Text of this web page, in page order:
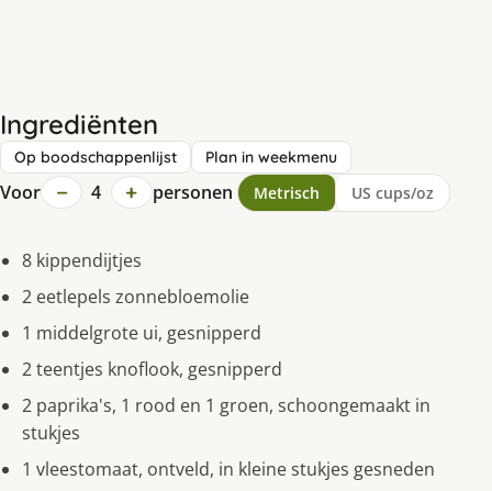
Ingrediënten
Op boodschappenlijst Plan in weekmenu
Voor − 4 + personen Metrisch US cups/oz
8 kippendijtjes
2 eetlepels zonnebloemolie
1 middelgrote ui, gesnipperd
2 teentjes knoflook, gesnipperd
2 paprika's, 1 rood en 1 groen, schoongemaakt in
stukjes
1 vleestomaat, ontveld, in kleine stukjes gesneden